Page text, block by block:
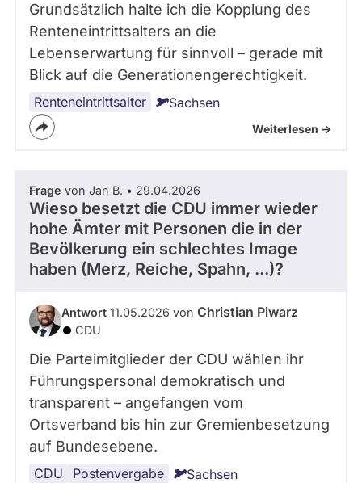
Grundsätzlich halte ich die Kopplung des
Renteneintrittsalters an die
Lebenserwartung für sinnvoll – gerade mit
Blick auf die Generationengerechtigkeit.
Renteneintrittsalter Sachsen
Weiterlesen ->
Frage von Jan B. • 29.04.2026
Wieso besetzt die CDU immer wieder
hohe Ämter mit Personen die in der
Bevölkerung ein schlechtes Image
haben (Merz, Reiche, Spahn, ...)?
Antwort 11.05.2026 von Christian Piwarz
CDU
Die Parteimitglieder der CDU wählen ihr
Führungspersonal demokratisch und
transparent – angefangen vom
Ortsverband bis hin zur Gremienbesetzung
auf Bundesebene.
CDU Postenvergabe Sachsen